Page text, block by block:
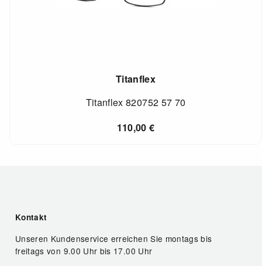
Titanflex
Titanflex 820752 57 70
110,00€
Kontakt
Unseren Kundenservice erreichen Sie montags bis
freitags von 9.00 Uhr bis 17.00 Uhr